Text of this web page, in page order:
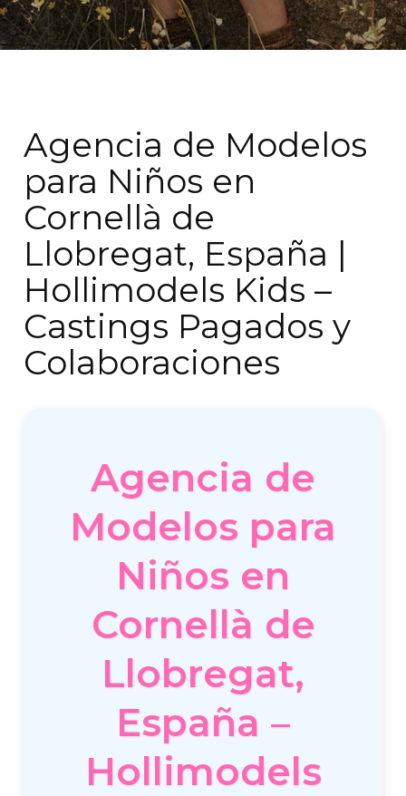
Agencia de Modelos
para Niños en
Cornellà de
Llobregat, España |
Hollimodels Kids –
Castings Pagados y
Colaboraciones
Agencia de
Modelos para
Niños en
Cornellà de
Llobregat,
España –
Hollimodels